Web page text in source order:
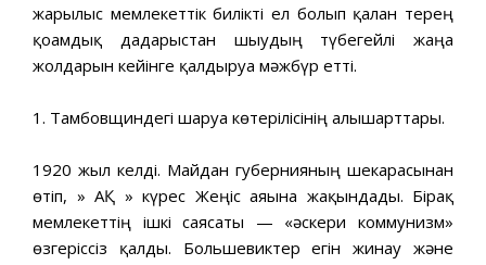
жарылыс мемлекеттік билікті ел болып қалған терең
қоғамдық дағдарыстан шығудың түбегейлі жаңа
жолдарын кейінге қалдыруға мәжбүр етті.
1. Тамбовщиндегі шаруа көтерілісінің алғышарттары.
1920 жыл келді. Майдан губернияның шекарасынан
өтіп, » АҚ » күрес Жеңіс аяғына жақындады. Бірақ
мемлекеттің ішкі саясаты — «әскери коммунизм»
өзгеріссіз қалды. Большевиктер егін жинау және